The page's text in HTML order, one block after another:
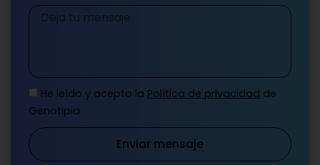
Mensaje
He leído y acepto la Política de privacidad de
Genotipia
Enviar mensaje